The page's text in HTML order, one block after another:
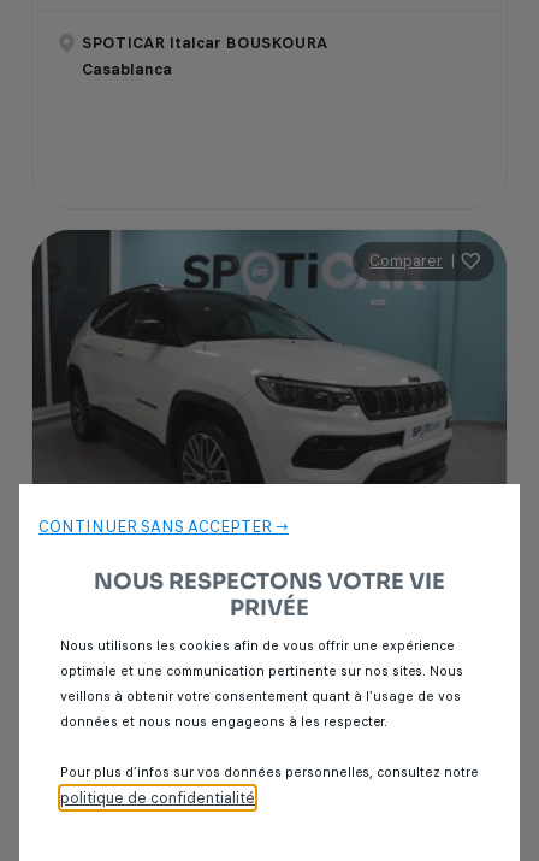
SPOTICAR Italcar BOUSKOURA
Casablanca
Comparer |
Garantie Spoticar12 mois
Jeep Compass
1.5 GSE T4
8 km Essence 2025 Automatique
CONTINUER SANS ACCEPTER →
NOUS RESPECTONS VOTRE VIE
PRIVÉE
Nous utilisons les cookies afin de vous offrir une expérience
optimale et une communication pertinente sur nos sites. Nous
veillons à obtenir votre consentement quant à l’usage de vos
données et nous nous engageons à les respecter.
Pour plus d’infos sur vos données personnelles, consultez notre
politique de confidentialité